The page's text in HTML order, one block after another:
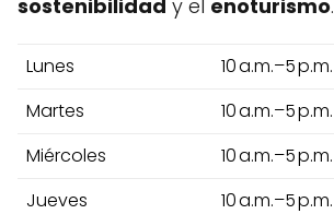
sostenibilidad y el enoturismo.
Lunes
10 a.m.–5 p.m.
Martes
10 a.m.–5 p.m.
Miércoles
10 a.m.–5 p.m.
Jueves
10 a.m.–5 p.m.